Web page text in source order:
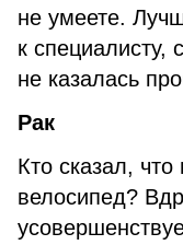
не умеете.
к специалисту,
не казалась
Рак
Кто сказал,
велосипед?